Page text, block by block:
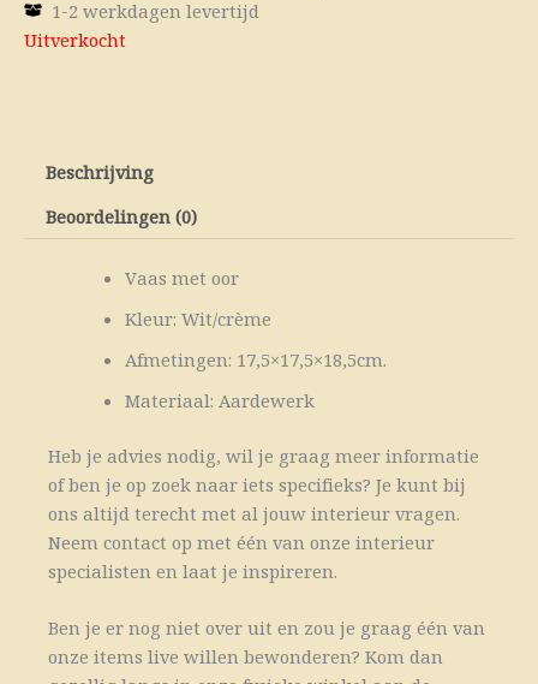
1-2 werkdagen levertijd
Uitverkocht
Beschrijving
Beoordelingen (0)
Vaas met oor
Kleur: Wit/crème
Afmetingen: 17,5×17,5×18,5cm.
Materiaal: Aardewerk
Heb je advies nodig, wil je graag meer informatie
of ben je op zoek naar iets specifieks? Je kunt bij
ons altijd terecht met al jouw interieur vragen.
Neem contact op met één van onze interieur
specialisten en laat je inspireren.
Ben je er nog niet over uit en zou je graag één van
onze items live willen bewonderen? Kom dan